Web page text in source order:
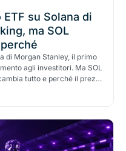
su Solana di
ma SOL
di Morgan Stanley, il primo
agli investitori. Ma SOL
tutto e perché il prezzo